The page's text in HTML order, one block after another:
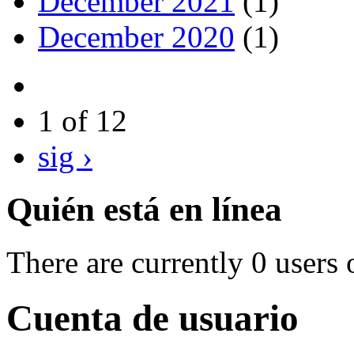
December 2020 (1)
1 of 12
sig ›
Quién está en línea
There are currently 0 users
Cuenta de usuario